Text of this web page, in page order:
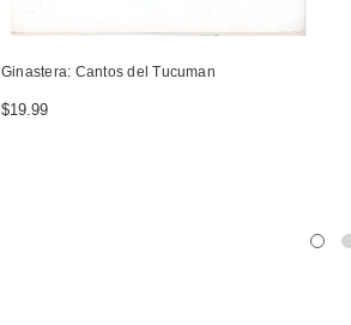
Ginastera: Cantos del Tucuman
$19.99